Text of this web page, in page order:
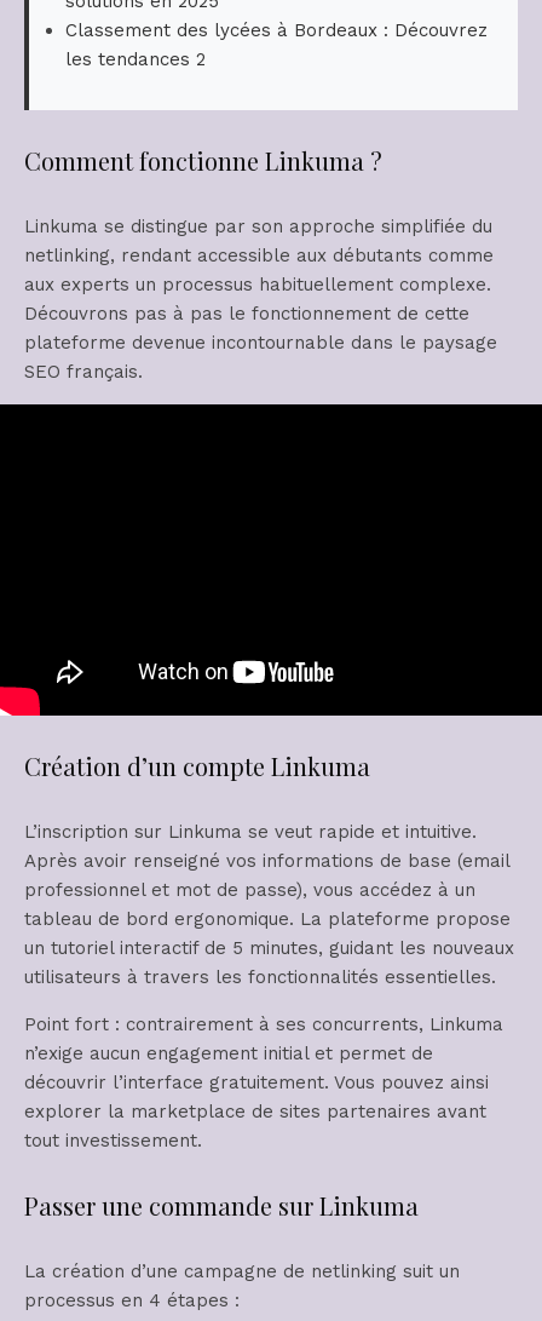
Classement des lycées à Bordeaux : Découvrez
les tendances 2
Comment fonctionne Linkuma ?
Linkuma se distingue par son approche simplifiée du
netlinking, rendant accessible aux débutants comme
aux experts un processus habituellement complexe.
Découvrons pas à pas le fonctionnement de cette
plateforme devenue incontournable dans le paysage
SEO français.
Création d’un compte Linkuma
L’inscription sur Linkuma se veut rapide et intuitive.
Après avoir renseigné vos informations de base (email
professionnel et mot de passe), vous accédez à un
tableau de bord ergonomique. La plateforme propose
un tutoriel interactif de 5 minutes, guidant les nouveaux
utilisateurs à travers les fonctionnalités essentielles.
Point fort : contrairement à ses concurrents, Linkuma
n’exige aucun engagement initial et permet de
découvrir l’interface gratuitement. Vous pouvez ainsi
explorer la marketplace de sites partenaires avant
tout investissement.
Passer une commande sur Linkuma
La création d’une campagne de netlinking suit un
processus en 4 étapes :